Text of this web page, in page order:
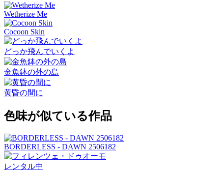
Wetherize Me
Cocoon Skin
どっか飛んでいくよ
金魚鉢の外の島
黄昏の間に
色味が似ている作品
BORDERLESS - DAWN 2506182
レンタル中